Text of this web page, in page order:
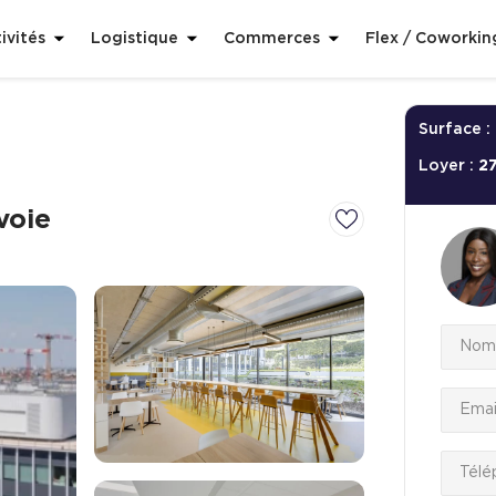
Logistique Commerces Flex /
Surface :
Loyer :